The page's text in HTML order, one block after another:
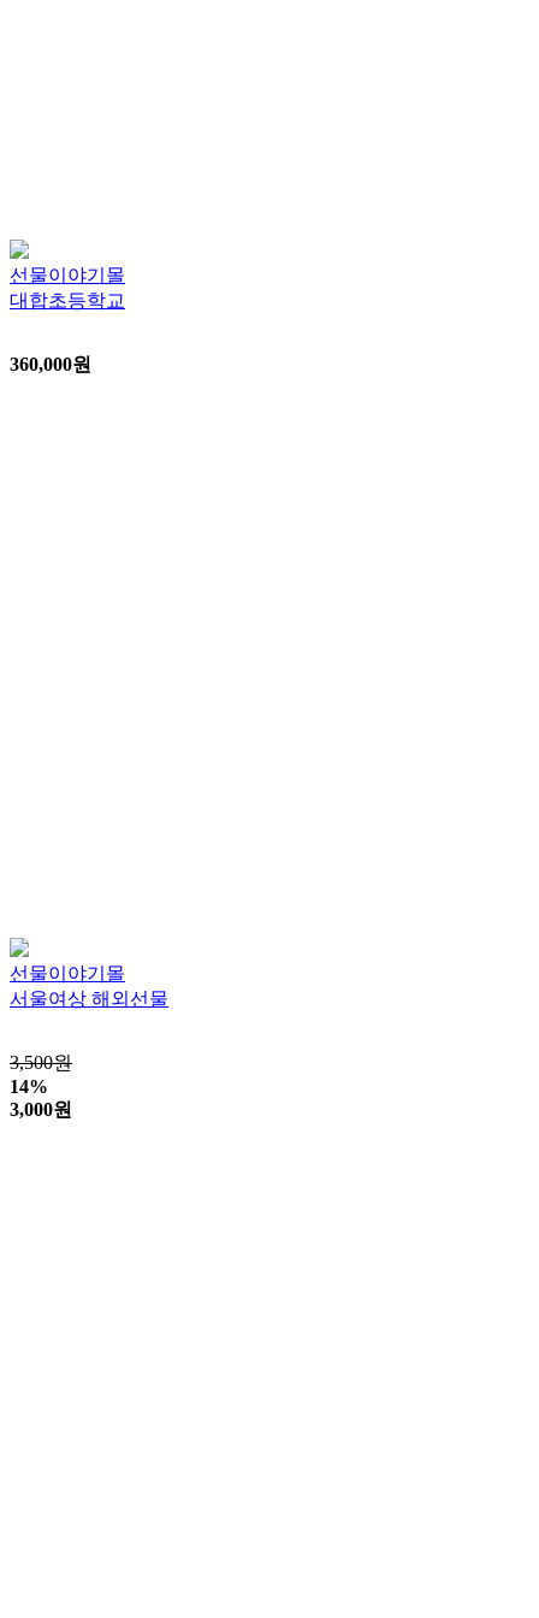
선물이야기몰
대합초등학교
360,000원
선물이야기몰
서울여상 해외선물
3,500원
14%
3,000원